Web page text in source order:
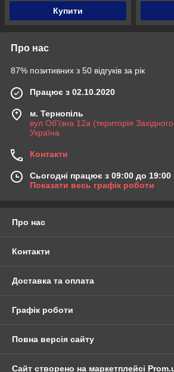
Купити
Про нас
87% позитивних з 50 відгуків за рік
Працює з 02.10.2020
м. Тернопіль
вул Об'їзна 12а (територія
Україна
Контакти
Сьогодні працює з 09:00 до 19:00
Показати весь графік роботи
Про нас
Контакти
Доставка та оплата
Графік роботи
Повна версія сайту
Сайт створено на маркетплейсі